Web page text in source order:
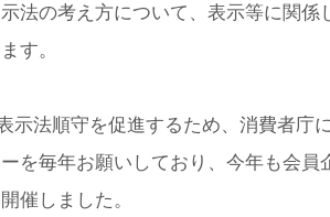
法の考え方について、表示等に関
す。
示法順守を促進するため、消費者庁
を毎年お願いしており、今年も会
催しました。